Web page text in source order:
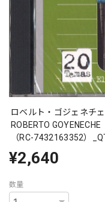
ロベルト・ゴジェネチ
ROBERTO GOYENECHE
（RC-7432163352）
¥2,640
数量